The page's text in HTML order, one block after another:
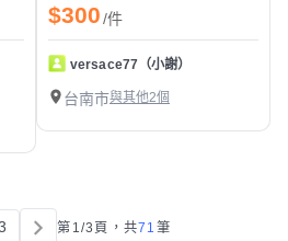
$300/件
versace77（小謝）
台南市與其他2個
第1/3頁， 共71 筆